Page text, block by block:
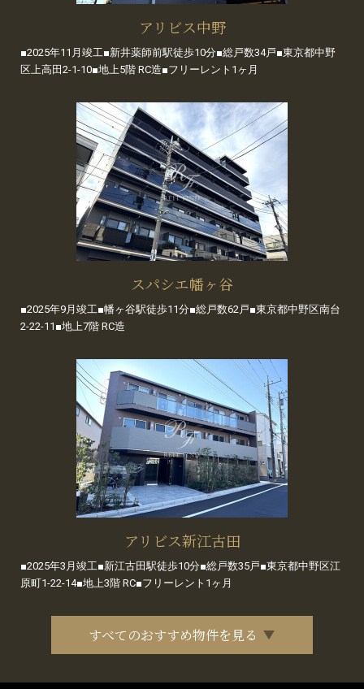
アリビス中野
■2025年11月竣工■新井薬師前駅徒歩10分■総戸数34戸■東京都中野
区上高田2-1-10■地上5階 RC造■フリーレント1ヶ月
スパシエ幡ヶ谷
■2025年9月竣工■幡ヶ谷駅徒歩11分■総戸数62戸■東京都中野区南台
2-22-11■地上7階 RC造
アリビス新江古田
■2025年3月竣工■新江古田駅徒歩10分■総戸数35戸■東京都中野区江
原町1-22-14■地上3階 RC■フリーレント1ヶ月
すべてのおすすめ物件を見る